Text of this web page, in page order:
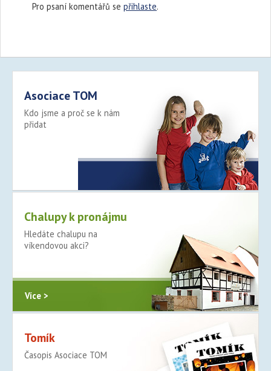
Pro psaní komentářů sepřihlaste.
Asociace TOM
Kdo jsme a proč se k nám
přidat
Chalupy k pronájmu
Hledáte chalupu na
víkendovou akci?
Více >
Tomík
Časopis Asociace TOM